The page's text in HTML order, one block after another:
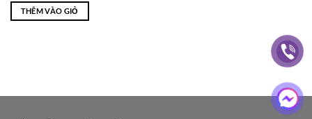
là:
₫500,000.
THÊM VÀO GIỎ